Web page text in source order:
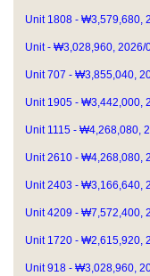
Unit 1808 - ₩3,579,680,
Unit - ₩3,028,960, 2026/
Unit 707 - ₩3,855,040,
Unit 1905 - ₩3,442,000,
Unit 1115 - ₩4,268,080,
Unit 2610 - ₩4,268,080,
Unit 2403 - ₩3,166,640,
Unit 4209 - ₩7,572,400,
Unit 1720 - ₩2,615,920,
Unit 918 - ₩3,028,960,